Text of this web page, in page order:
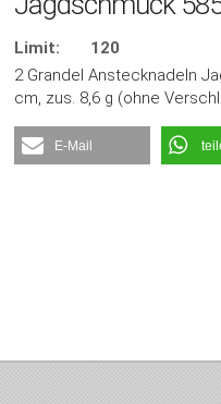
Limit:
120
2 Grandel Anstecknadeln
cm, zus. 8,6 g (ohne
E-Mail